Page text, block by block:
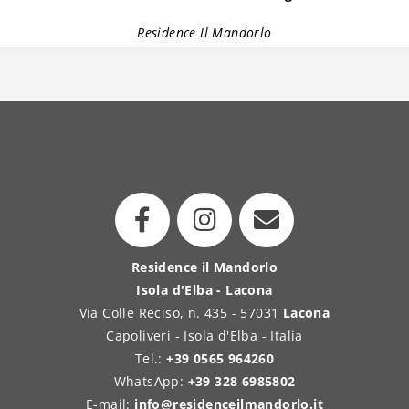
Residence Il Mandorlo
Residence il Mandorlo
Isola d'Elba - Lacona
Via Colle Reciso, n. 435 - 57031 Lacona
Capoliveri - Isola d'Elba - Italia
Tel.:+39 0565 964260
WhatsApp: +39 328 6985802
E-mail: info@residenceilmandorlo.it